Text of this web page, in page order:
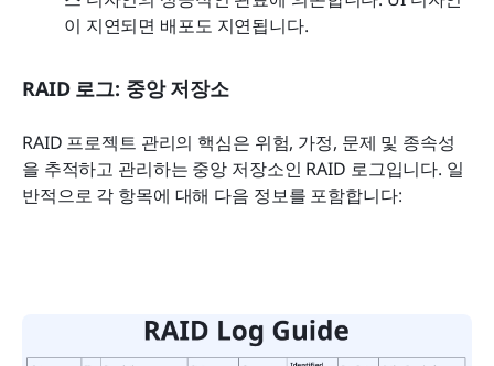
이 지연되면 배포도 지연됩니다.
RAID 로그: 중앙 저장소
RAID 프로젝트 관리의 핵심은 위험, 가정, 문제 및 종속성
을 추적하고 관리하는 중앙 저장소인 RAID 로그입니다. 일
반적으로 각 항목에 대해 다음 정보를 포함합니다: